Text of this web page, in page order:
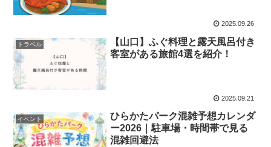
2025.09.26
トラベル
【山口】ふぐ料理と露天風呂付き
客室がある旅館4選を紹介！
2025.09.21
イベント
ひらかたパーク混雑予想カレンダ
ー2026｜駐車場・時間帯で見る
混雑回避法